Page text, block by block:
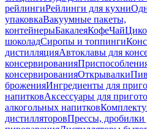
рейлингиРейлинги для кухни
упаковкаВакуумные пакеты,
контейнерыБакалеяКофеЧай
шоколадСиропы и топпинги
дистилляцияАвтоклавы для
консервирования
консервированияОткрывалки
броженияИнгредиенты для
напитковАксессуары для
алкогольных напитков
дистилляторовПрессы, дробилки